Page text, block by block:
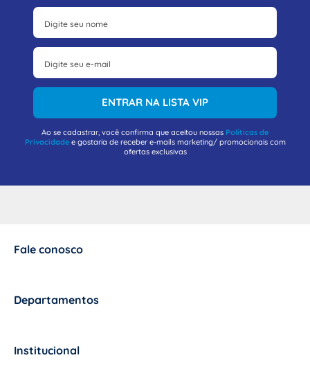
ENTRAR NA LISTA VIP
Ao se cadastrar, você confirma que aceitou nossas Políticas de
Privacidadee gostaria de receber e-mails marketing/ promocionais com
ofertas exclusivas
Fale conosco
Departamentos
Institucional